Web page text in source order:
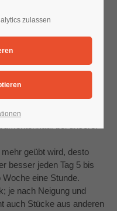
auch mit der Orgel
zu wollen
später evtl. eine
geübt wird, desto
besser jeden Tag 5 bis
eine Stunde.
je nach Neigung und
auch Stücke aus anderen
zulassen